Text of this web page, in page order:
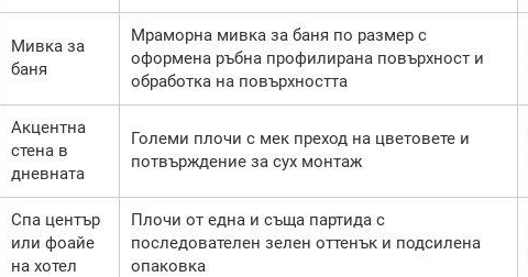
Мивка за
баня
Мраморна мивка за баня по размер с
оформена ръбна профилирана повърхност и
обработка на повърхността
Акцентна
стена в
дневната
Големи плочи с мек преход на цветовете и
потвърждение за сух монтаж
Спа център
или фоайе
на хотел
Плочи от една и съща партида с
последователен зелен оттенък и подсилена
опаковка